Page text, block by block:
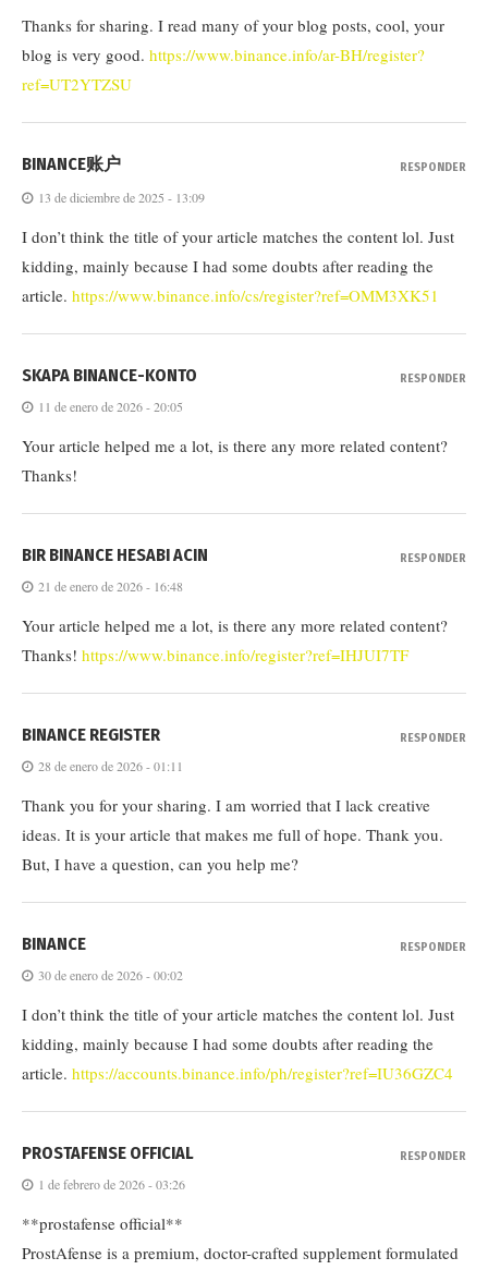
Thanks for sharing. I read many of your blog posts, cool, your
blog is very good. https://www.binance.info/ar-BH/register?
ref=UT2YTZSU
BINANCE账户
13 de diciembre de 2025 - 13:09
I don’t think the title of your article matches the content lol. Just
kidding, mainly because I had some doubts after reading the
article. https://www.binance.info/cs/register?ref=OMM3XK51
RESPONDER
SKAPA BINANCE-KONTO
11 de enero de 2026 - 20:05
Your article helped me a lot, is there any more related content?
Thanks!
RESPONDER
BIR BINANCE HESABI ACIN
21 de enero de 2026 - 16:48
Your article helped me a lot, is there any more related content?
Thanks! https://www.binance.info/register?ref=IHJUI7TF
RESPONDER
BINANCE REGISTER
28 de enero de 2026 - 01:11
Thank you for your sharing. I am worried that I lack creative
ideas. It is your article that makes me full of hope. Thank you.
But, I have a question, can you help me?
RESPONDER
BINANCE
30 de enero de 2026 - 00:02
I don’t think the title of your article matches the content lol. Just
kidding, mainly because I had some doubts after reading the
article. https://accounts.binance.info/ph/register?ref=IU36GZC4
RESPONDER
PROSTAFENSE OFFICIAL
1 de febrero de 2026 - 03:26
**prostafense official**
ProstAfense is a premium, doctor-crafted supplement formulated
RESPONDER